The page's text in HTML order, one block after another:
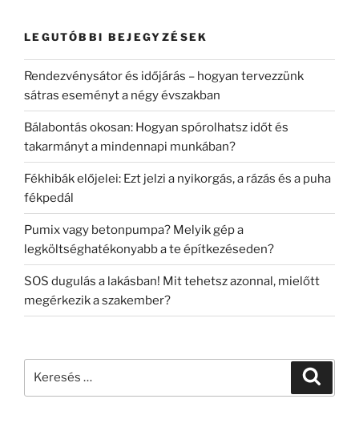
LEGUTÓBBI BEJEGYZÉSEK
Rendezvénysátor és időjárás – hogyan tervezzünk
sátras eseményt a négy évszakban
Bálabontás okosan: Hogyan spórolhatsz időt és
takarmányt a mindennapi munkában?
Fékhibák előjelei: Ezt jelzi a nyikorgás, a rázás és a puha
fékpedál
Pumix vagy betonpumpa? Melyik gép a
legköltséghatékonyabb a te építkezéseden?
SOS dugulás a lakásban! Mit tehetsz azonnal, mielőtt
megérkezik a szakember?